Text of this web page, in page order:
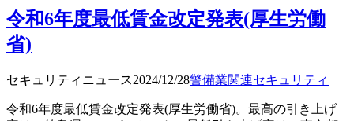
令和6年度最低賃金改定発表(厚生労働
省)
セキュリティニュース2024/12/28警備業関連セキュリティ
令和6年度最低賃金改定発表(厚生労働省)。最高の引き上げ